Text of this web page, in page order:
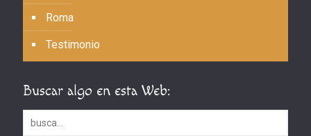
Roma
Testimonio
Buscar algo en esta Web: